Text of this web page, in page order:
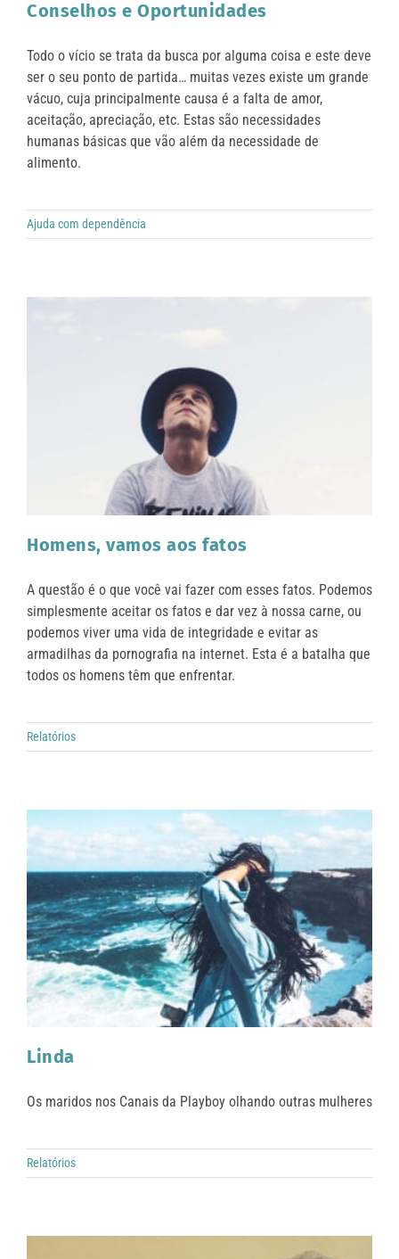
Conselhos e Oportunidades
Todo o vício se trata da busca por alguma coisa e este deve
ser o seu ponto de partida… muitas vezes existe um grande
vácuo, cuja principalmente causa é a falta de amor,
aceitação, apreciação, etc. Estas são necessidades
humanas básicas que vão além da necessidade de
alimento.
Ajuda com dependência
Homens, vamos aos fatos
A questão é o que você vai fazer com esses fatos. Podemos
simplesmente aceitar os fatos e dar vez à nossa carne, ou
podemos viver uma vida de integridade e evitar as
armadilhas da pornografia na internet. Esta é a batalha que
todos os homens têm que enfrentar.
Relatórios
Linda
Os maridos nos Canais da Playboy olhando outras mulheres
Relatórios